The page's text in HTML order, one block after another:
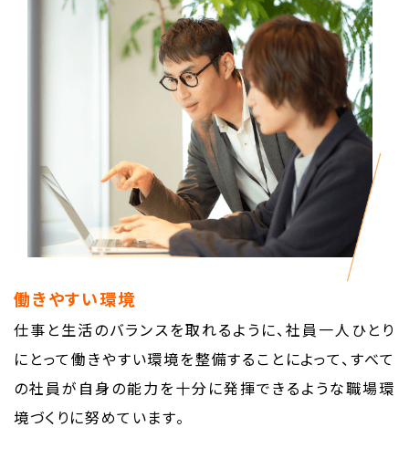
働きやすい環境
仕事と生活のバランスを取れるように、社員一人ひとり
にとって働きやすい環境を整備することによって、すべて
の社員が自身の能力を十分に発揮できるような職場環
境づくりに努めています。